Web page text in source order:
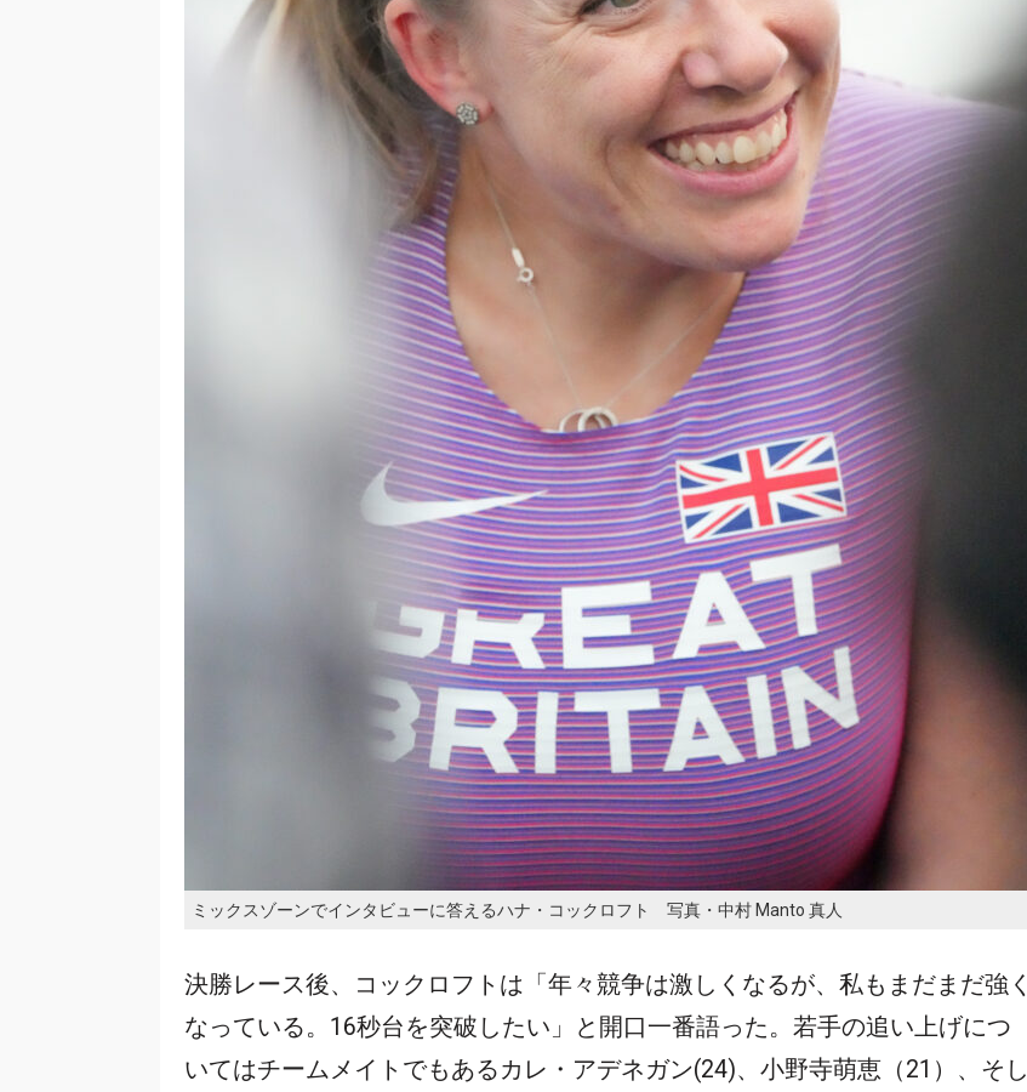
ミックスゾーンでインタビューに答えるハナ・コックロフト 写真・中村 Manto 真人
決勝レース後、コックロフトは「年々競争は激しくなるが、私もまだまだ強く
なっている。16秒台を突破したい」と開口一番語った。若手の追い上げにつ
いてはチームメイトでもあるカレ・アデネガン(24)、小野寺萌恵（21）、そし